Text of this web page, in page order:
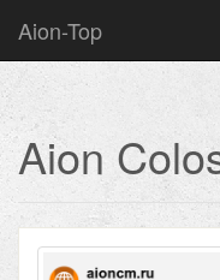
Aion-Top
Aion